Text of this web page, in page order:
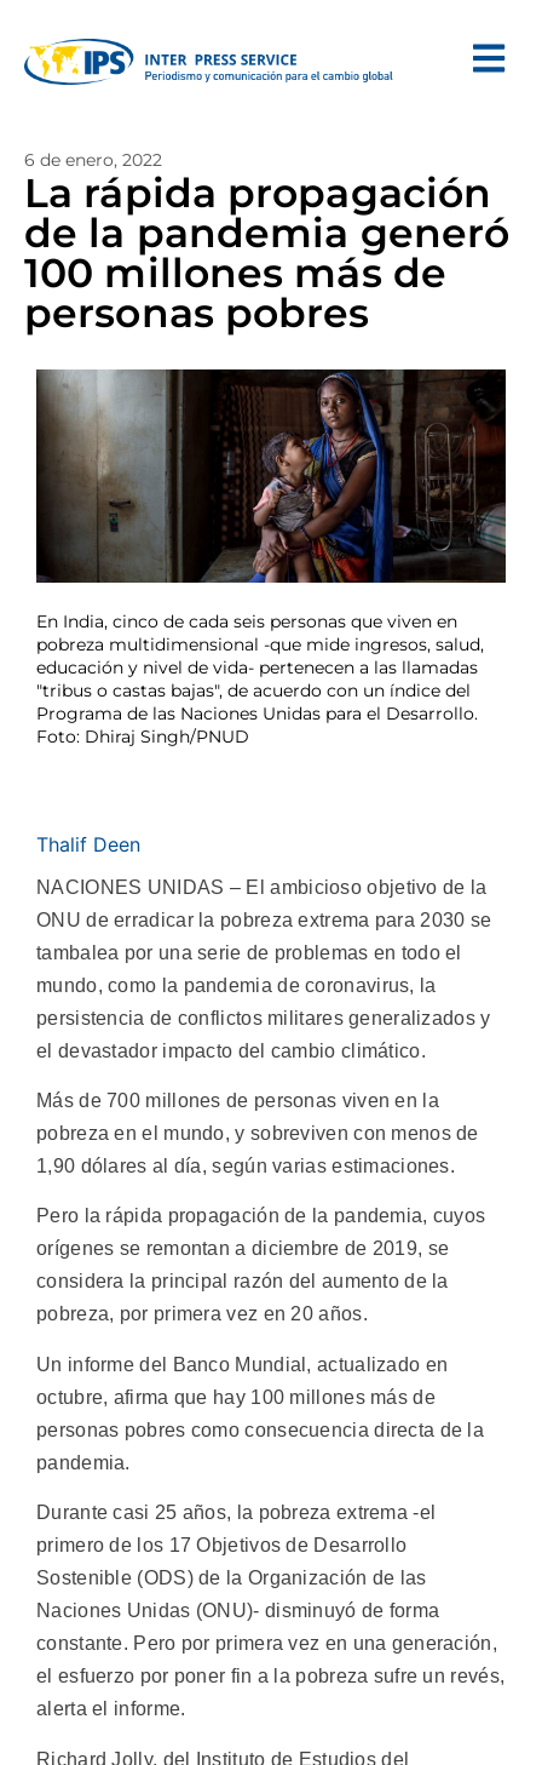
6 de enero, 2022
La rápida propagación
de la pandemia generó
100 millones más de
personas pobres
En India, cinco de cada seis personas que viven en
pobreza multidimensional -que mide ingresos, salud,
educación y nivel de vida- pertenecen a las llamadas
"tribus o castas bajas", de acuerdo con un índice del
Programa de las Naciones Unidas para el Desarrollo.
Foto: Dhiraj Singh/PNUD
Thalif Deen
NACIONES UNIDAS – El ambicioso objetivo de la
ONU de erradicar la pobreza extrema para 2030 se
tambalea por una serie de problemas en todo el
mundo, como la pandemia de coronavirus, la
persistencia de conflictos militares generalizados y
el devastador impacto del cambio climático.
Más de 700 millones de personas viven en la
pobreza en el mundo, y sobreviven con menos de
1,90 dólares al día, según varias estimaciones.
Pero la rápida propagación de la pandemia, cuyos
orígenes se remontan a diciembre de 2019, se
considera la principal razón del aumento de la
pobreza, por primera vez en 20 años.
Un informe del Banco Mundial, actualizado en
octubre, afirma que hay 100 millones más de
personas pobres como consecuencia directa de la
pandemia.
Durante casi 25 años, la pobreza extrema -el
primero de los 17 Objetivos de Desarrollo
Sostenible (ODS) de la Organización de las
Naciones Unidas (ONU)- disminuyó de forma
constante. Pero por primera vez en una generación,
el esfuerzo por poner fin a la pobreza sufre un revés,
alerta el informe.
Richard Jolly, del Instituto de Estudios del